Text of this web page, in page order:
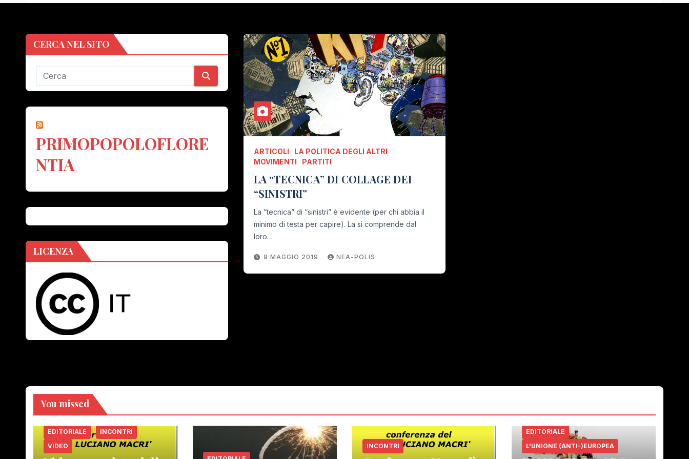
CERCA NEL SITO
PRIMOPOPOLOFLORE
NTIA
LICENZA
ARTICOLI
LA POLITICA DEGLI ALTRI
MOVIMENTI
PARTITI
LA “TECNICA” DI COLLAGE DEI
“SINISTRI”
La “tecnica” di “sinistri” è evidente (per chi abbia il
minimo di testa per capire). La si comprende dal
loro…
9 MAGGIO 2019 NEA-POLIS
You missed
EDITORIALE
INCONTRI
VIDEO
INCONTRI
EDITORIALE
L'UNIONE (ANTI-)EUROPEA